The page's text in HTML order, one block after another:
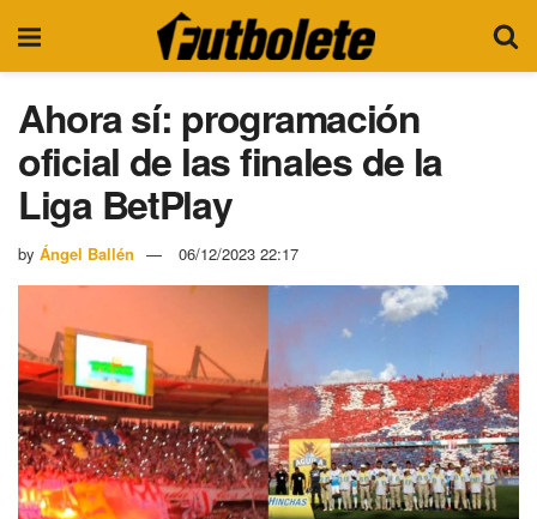
Ahora sí: programación
oficial de las finales de la
Liga BetPlay
by Ángel Ballén 06/12/2023 22:17